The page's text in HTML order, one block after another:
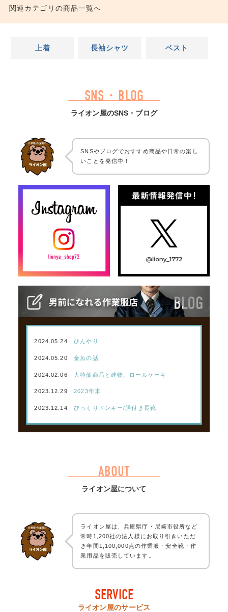
関連カテゴリの商品一覧へ
上着 長袖シャツ ベスト
SNS・BLOG
ライオン屋のSNS・ブログ
SNSやブログでおすすめ商品や日常の楽し
いことを発信中！
2024.05.24 ひんやり
2024.05.20 金魚の話
2024.02.06 大特価商品と建物、ロールケーキ
2023.12.29 2023年末
2023.12.14 びっくりドンキー/胴付き長靴
ABOUT
ライオン屋について
ライオン屋は、兵庫県庁・尼崎市役所など
常時1,200社の法人様にお取り引きいただ
き年間1,100,000点の作業服・安全靴・作
業用品を販売しています。
SERVICE
ライオン屋のサービス